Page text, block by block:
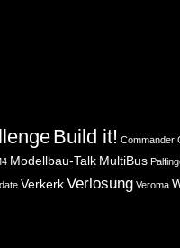
Build it! Commander
Modellbau-Talk MultiBus
VerkerkVerlosung Veroma